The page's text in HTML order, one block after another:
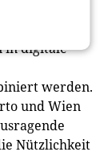
in digitale
werden.
und Wien
Nützlichkeit